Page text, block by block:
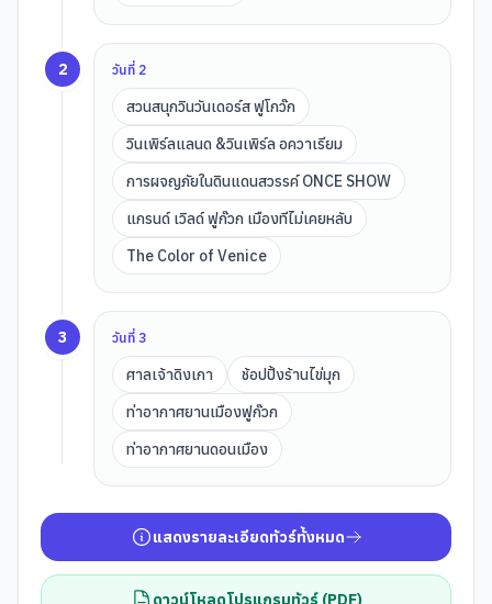
2 วันที่ 2
สวนสนุกวินวันเดอร์ส ฟูโกว๊ก
วินเพิร์ลแลนด &วินเพิร์ล อควาเรียม
การผจญภัยในดินแดนสวรรค์ ONCE SHOW
แกรนด์ เวิลด์ ฟูก๊วก เมืองทีไม่เคยหลับ
The Color of Venice
3 วันที่3
ศาลเจ้าดิงเกา
ช้อปปิ้งร้านไข่มุก
ท่าอากาศยานเมืองฟูก๊วก
ท่าอากาศยานดอนเมือง
แสดงรายละเอียดทัวร์ทั้งหมด
ดาวน์โหลดโปรแกรมทัวร์ (PDF)